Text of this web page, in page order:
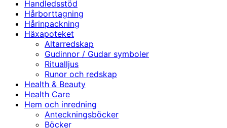
Handledsstöd
Hårborttagning
Hårinpackning
Häxapoteket
Altarredskap
Gudinnor / Gudar symboler
Ritualljus
Runor och redskap
Health & Beauty
Health Care
Hem och inredning
Anteckningsböcker
Böcker